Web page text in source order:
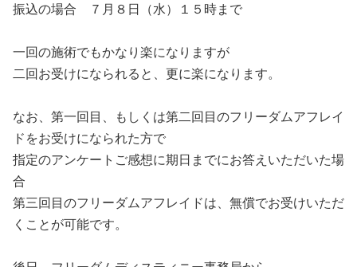
振込の場合　７月８日（水）１５時まで
一回の施術でもかなり楽になりますが
二回お受けになられると、更に楽になります。
なお、第一回目、もしくは第二回目のフリーダムアフレイ
ドをお受けになられた方で
指定のアンケートご感想に期日までにお答えいただいた場
合
第三回目のフリーダムアフレイドは、無償でお受けいただ
くことが可能です。